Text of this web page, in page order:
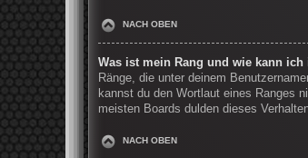
NACH OBEN
Was ist mein Rang und wie kann ich
Ränge, die unter deinem
kannst du den Wortlaut eines Ranges
meisten Boards dulden dieses
NACH OBEN